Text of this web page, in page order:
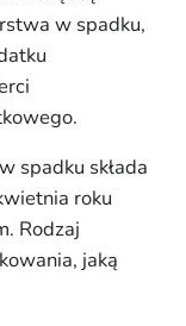
w spadku,
spadku składa
roku
Rodzaj
jaką